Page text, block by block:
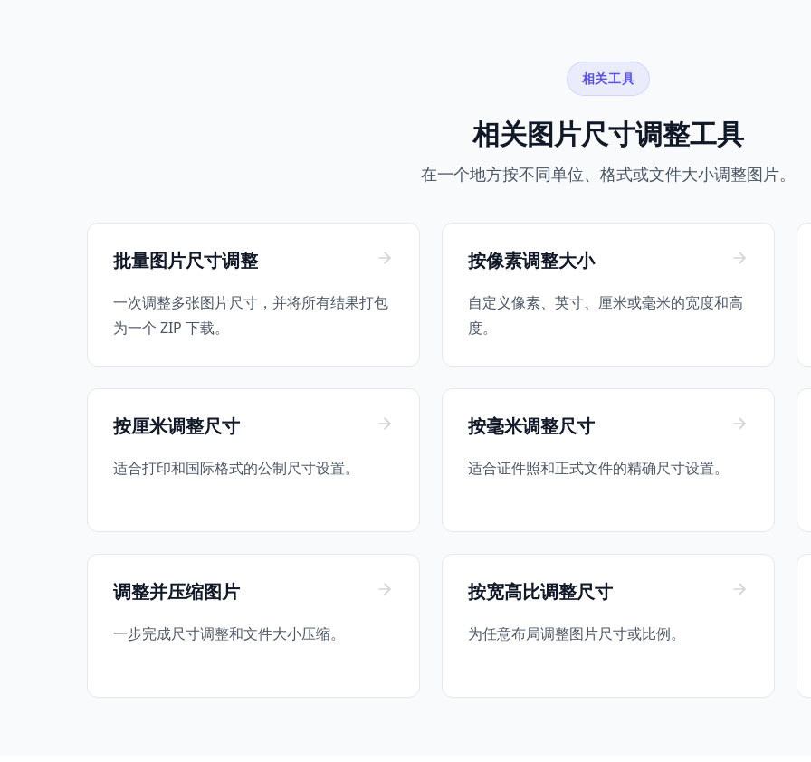
相关工具
相关图片尺寸调整工具
在一个地方按不同单位、格式或文件大小调整图片。
批量图片尺寸调整
一次调整多张图片尺寸，并将所有结果打包
为一个 ZIP 下载。
按像素调整大小
自定义像素、英寸、厘米或毫米的宽度和高
度。
按厘米调整尺寸
适合打印和国际格式的公制尺寸设置。
按毫米调整尺寸
适合证件照和正式文件的精确尺寸设置。
调整并压缩图片
一步完成尺寸调整和文件大小压缩。
按宽高比调整尺寸
为任意布局调整图片尺寸或比例。